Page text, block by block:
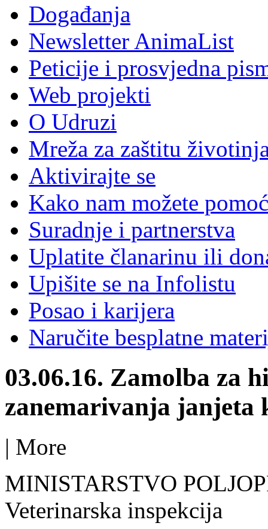
Događanja
Newsletter AnimaList
Peticije i prosvjedna
Web projekti
O Udruzi
Mreža za zaštitu
Aktivirajte se
Kako nam možete
Suradnje i partnerstva
Uplatite članarinu ili
Upišite se na Infolistu
Posao i karijera
Naručite besplatne
03.06.16. Zamolba za
zanemarivanja
| More
MINISTARSTVO
Veterinarska inspekcija